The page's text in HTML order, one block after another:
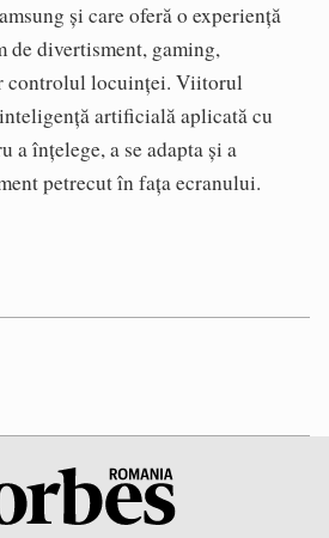
și care oferă o experiență
de divertisment, gaming,
controlul locuinței. Viitorul
artificială aplicată cu
a înțelege, a se adapta și a
petrecut în fața ecranului.